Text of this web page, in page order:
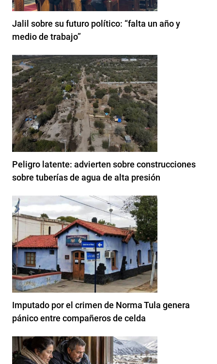
Jalil sobre su futuro político: “falta un año y
medio de trabajo”
Peligro latente: advierten sobre construcciones
sobre tuberías de agua de alta presión
Imputado por el crimen de Norma Tula genera
pánico entre compañeros de celda